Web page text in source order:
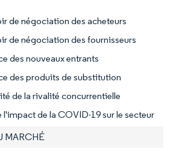
de négociation des acheteurs
de négociation des fournisseurs
des nouveaux entrants
des produits de substitution
de la rivalité concurrentielle
l'impact de la COVID-19 sur le secteur
MARCHÉ